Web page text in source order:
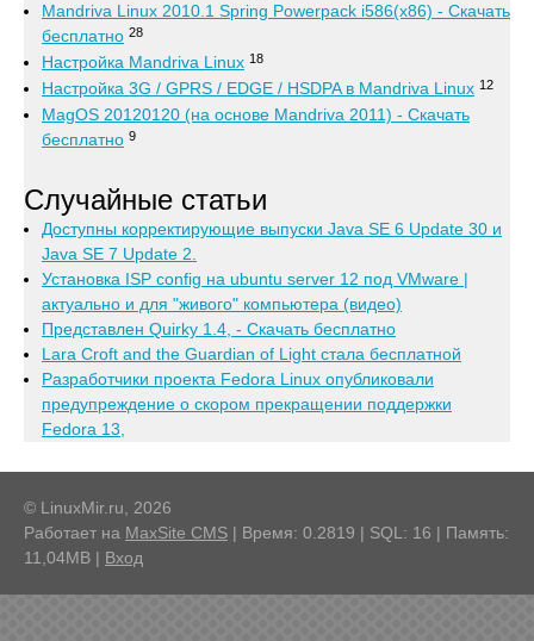
Mandriva Linux 2010.1 Spring Powerpack i586(x86) - Скачать
бесплатно 28
Настройка Mandriva Linux 18
Настройка 3G / GPRS / EDGE / HSDPA в Mandriva Linux 12
MagOS 20120120 (на основе Mandriva 2011) - Скачать
бесплатно 9
Случайные статьи
Доступны корректирующие выпуски Java SE 6 Update 30 и
Java SE 7 Update 2.
Установка ISP config на ubuntu server 12 под VMware |
актуально и для "живого" компьютера (видео)
Представлен Quirky 1.4, - Скачать бесплатно
Lara Croft and the Guardian of Light стала бесплатной
Разработчики проекта Fedora Linux опубликовали
предупреждение о скором прекращении поддержки
Fedora 13,
© LinuxMir.ru, 2026
Работает на MaxSite CMS | Время: 0.2819 | SQL: 16 | Память:
11,04MB | Вход